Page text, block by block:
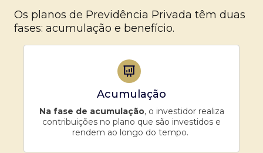
Os planos de Previdência Privada têm duas
fases: acumulação e benefício.
Acumulação
Na fase de acumulação, o investidor realiza
contribuições no plano que são investidos e
rendem ao longo do tempo.